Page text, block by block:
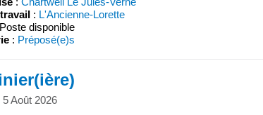
: L'Ancienne-Lorette
disponible
: Préposé(e)s
5 Août 2026